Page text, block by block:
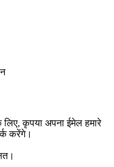
लिए, कृपया अपना ईमेल हमारे
करेंगे।